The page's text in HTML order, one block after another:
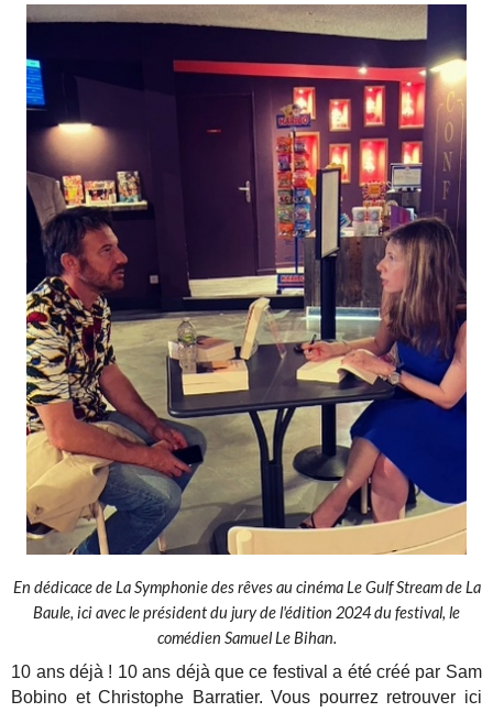
En dédicace de La Symphonie des rêves au cinéma Le Gulf Stream de La
Baule, ici avec le président du jury de l'édition 2024 du festival, le
comédien Samuel Le Bihan.
10 ans déjà ! 10 ans déjà que ce festival a été créé par Sam
Bobino et Christophe Barratier. Vous pourrez retrouver ici